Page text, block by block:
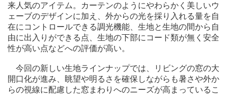
来人気のアイテム。カーテンのようにやわらかく美しいウ
ェーブのデザインに加え、外からの光を採り入れる量を自
在にコントロールできる調光機能、生地と生地の間から自
由に出入りができる点、生地の下部にコード類が無く安全
性が高い点などへの評価が高い。
今回の新しい生地ラインナップでは、リビングの窓の大
開口化が進み、眺望や明るさを確保しながらも暑さや外か
らの視線に配慮した窓まわりへのニーズが高まっているこ